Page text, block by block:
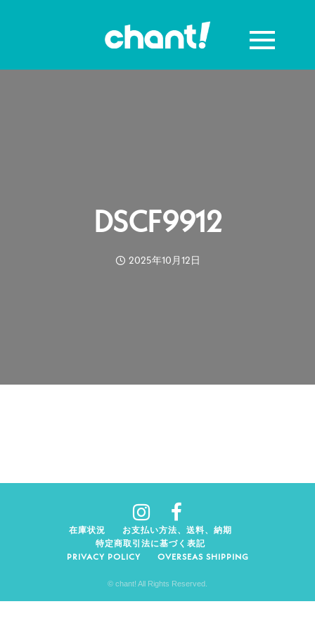
DSCF9912
2025年10月12日
在庫状況
お支払い方法、送料、納期
特定商取引法に基づく表記
PRIVACY POLICY
OVERSEAS SHIPPING
© chant! All Rights Reserved.